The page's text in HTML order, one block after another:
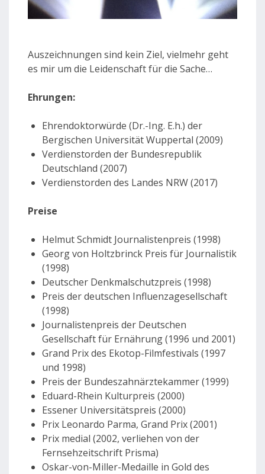
Auszeichnungen sind kein Ziel, vielmehr geht
es mir um die Leidenschaft für die Sache…
Ehrungen:
Ehrendoktorwürde (Dr.-Ing. E.h.) der
Bergischen Universität Wuppertal (2009)
Verdienstorden der Bundesrepublik
Deutschland (2007)
Verdienstorden des Landes NRW (2017)
Preise
Helmut Schmidt Journalistenpreis (1998)
Georg von Holtzbrinck Preis für Journalistik
(1998)
Deutscher Denkmalschutzpreis (1998)
Preis der deutschen Influenzagesellschaft
(1998)
Journalistenpreis der Deutschen
Gesellschaft für Ernährung (1996 und 2001)
Grand Prix des Ekotop-Filmfestivals (1997
und 1998)
Preis der Bundeszahnärztekammer (1999)
Eduard-Rhein Kulturpreis (2000)
Essener Universitätspreis (2000)
Prix Leonardo Parma, Grand Prix (2001)
Prix medial (2002, verliehen von der
Fernsehzeitschrift Prisma)
Oskar-von-Miller-Medaille in Gold des